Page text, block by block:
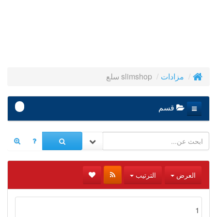
مزادات slimshop سلع
قسم
العرض الترتيب
1